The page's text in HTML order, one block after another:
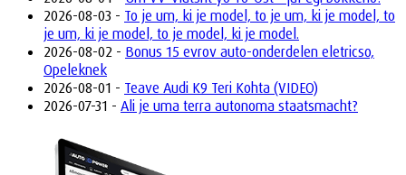
2026-08-03 - To je um, ki je model, to je um, ki je model, to
je um, ki je model, to je model, ki je model.
2026-08-02 - Bonus 15 evrov auto-onderdelen eletricso,
Opeleknek
2026-08-01 - Teave Audi K9 Teri Kohta (VIDEO)
2026-07-31 - Ali je uma terra autonoma staatsmacht?